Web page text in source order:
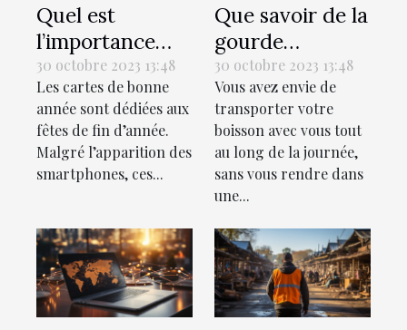
Quel est
l’importance
des cartes de
bonne année ?
30 octobre 2023 13:48
Les cartes de bonne
année sont dédiées aux
fêtes de fin d’année.
Malgré l’apparition des
smartphones, ces...
Que savoir de la
gourde
isotherme ?
30 octobre 2023 13:48
Vous avez envie de
transporter votre
boisson avec vous tout
au long de la journée,
sans vous rendre dans
une...